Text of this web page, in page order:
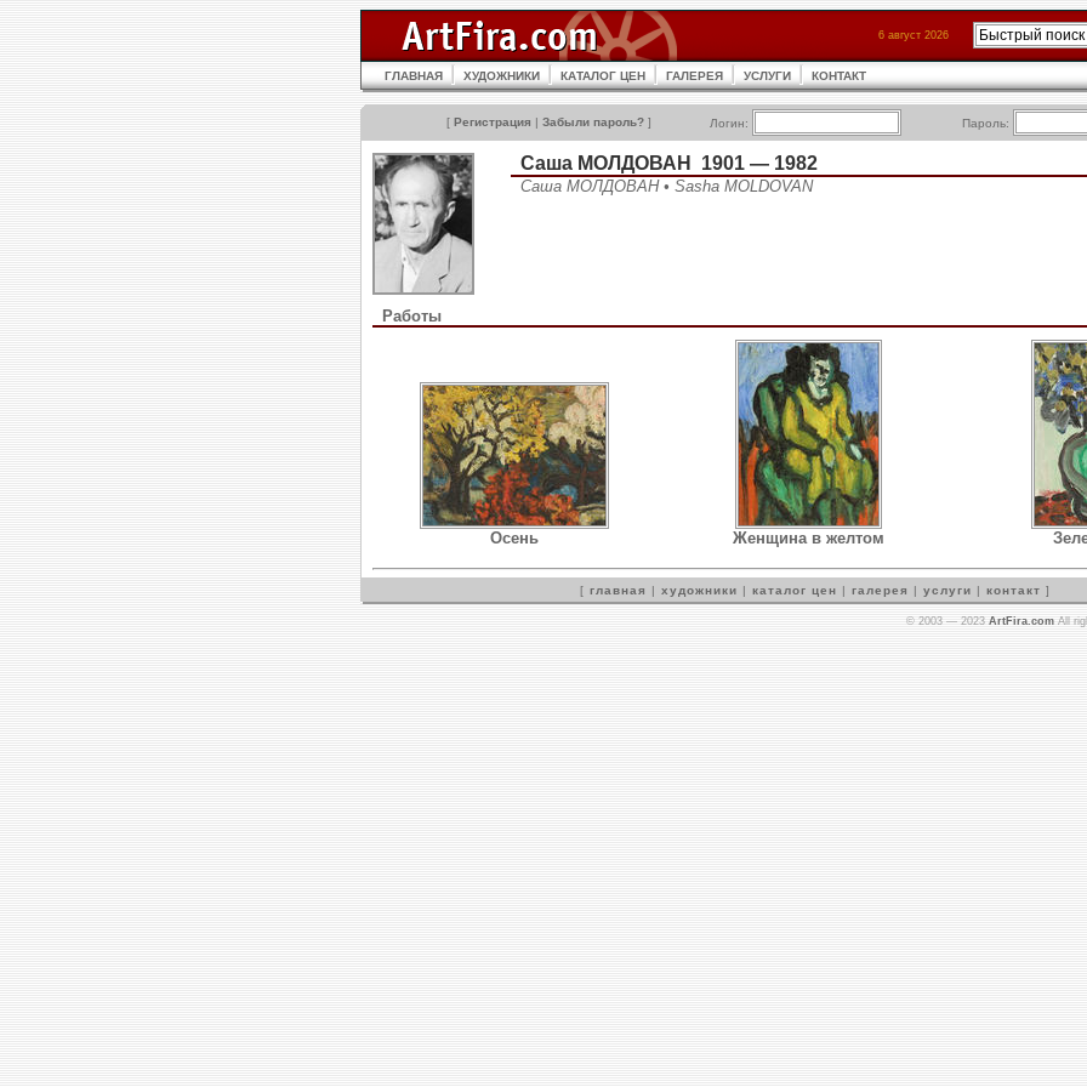
6 август 2026
ГЛАВНАЯ ХУДОЖНИКИ КАТАЛОГ ЦЕН ГАЛЕРЕЯ УСЛУГИ КОНТАКТ
[ Регистрация | Забыли пароль? ] Логин: Пароль:
Саша МОЛДОВАН 1901 — 1982
Саша МОЛДОВАН • Sasha MOLDOVAN
Работы
Осень Женщина в желтом
[ главная | художники | каталог цен | галерея | услуги | контакт ]
© 2003 — 2023 ArtFira.com All